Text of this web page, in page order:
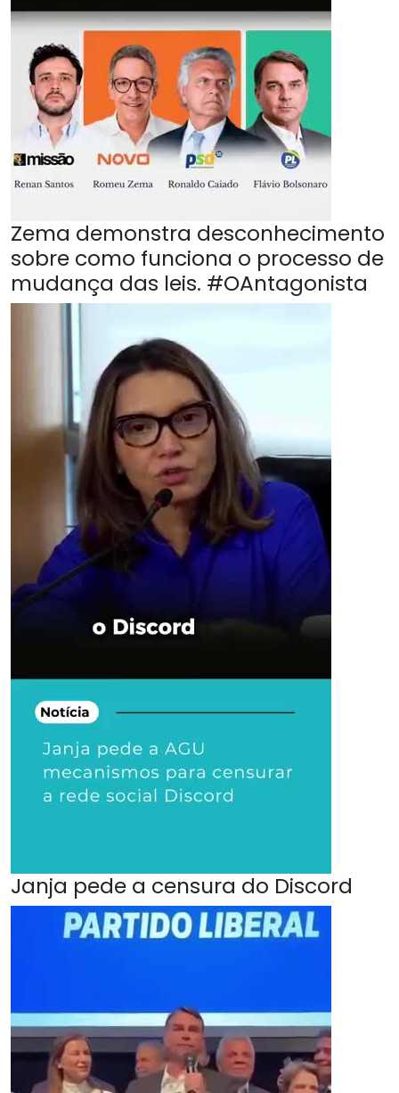
Zema demonstra desconhecimento
sobre como funciona o processo de
mudança das leis. #OAntagonista
Janja pede a censura do Discord